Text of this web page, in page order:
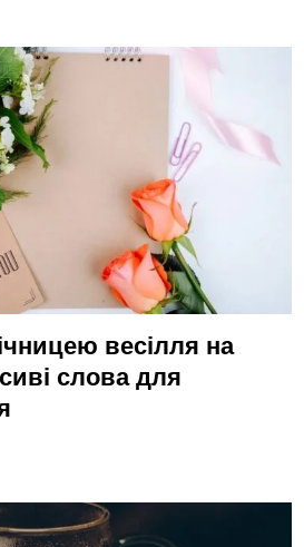
весілля на
слова для